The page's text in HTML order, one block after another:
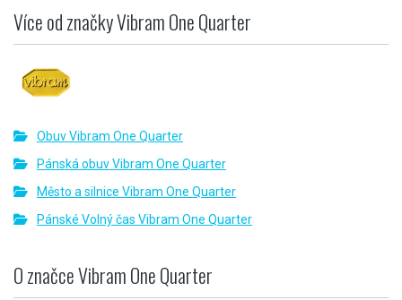
Více od značky Vibram One Quarter
Obuv Vibram One Quarter
Pánská obuv Vibram One Quarter
Město a silnice Vibram One Quarter
Pánské Volný čas Vibram One Quarter
O značce Vibram One Quarter